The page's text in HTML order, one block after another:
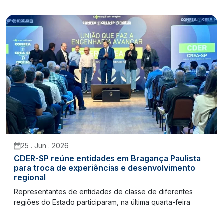
25 . Jun . 2026
CDER-SP reúne entidades em Bragança Paulista
para troca de experiências e desenvolvimento
regional
Representantes de entidades de classe de diferentes
regiões do Estado participaram, na última quarta-feira